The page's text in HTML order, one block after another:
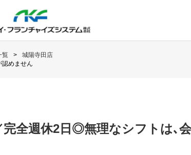
覧
城陽寺田店
めません
全週休2日◎無理なシフトは､